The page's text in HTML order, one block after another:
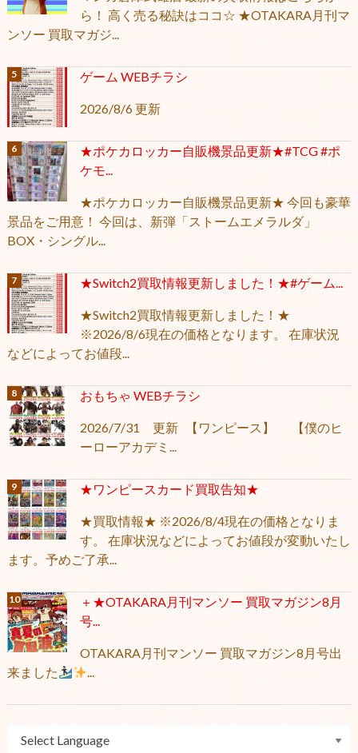
ら！ 高く売る秘訣はココ☆ ★OTAKARA月刊マ
ンソー 買取マガジ...
ゲーム WEBチラシ
2026/8/6 更新
★ポケカロッカー自販機景品更新★#TCG #ポ
ケモ...
★ポケカロッカー自販機景品更新★ 今回も豪華
景品をご用意！ 今回は、新弾「ストームエメラルダ」
BOX・シングル...
★Switch2買取情報更新しました！★#ゲーム...
★Switch2買取情報更新しました！★
※2026/8/6現在の価格となります。 在庫状況
などによってお値段...
おもちゃ WEBチラシ
2026/7/31 更新 【ワンピース】 【僕のヒ
ーローアカデミ...
★ワンピースカード買取告知★
★買取情報★ ※2026/8/4現在の価格となりま
す。 在庫状況などによってお値段が変動いたし
ます。予めご了承...
＋★OTAKARA月刊マンソー 買取マガジン8月
号...
OTAKARA月刊マンソー 買取マガジン8月号出
来ました
...